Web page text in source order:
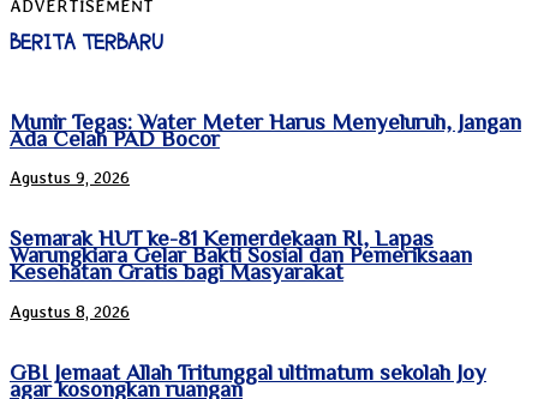
ADVERTISEMENT
BERITA TERBARU
Munir Tegas: Water Meter Harus Menyeluruh, Jangan
Ada Celah PAD Bocor
Agustus 9, 2026
Semarak HUT ke-81 Kemerdekaan RI, Lapas
Warungkiara Gelar Bakti Sosial dan Pemeriksaan
Kesehatan Gratis bagi Masyarakat
Agustus 8, 2026
GBI Jemaat Allah Tritunggal ultimatum sekolah Joy
agar kosongkan ruangan